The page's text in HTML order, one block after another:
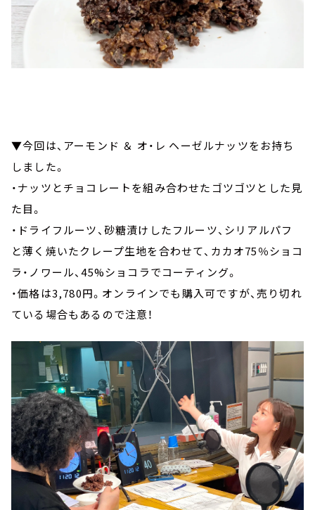
▼今回は、アーモンド ＆ オ・レ ヘーゼルナッツをお持ち
しました。
・ナッツとチョコレートを組み合わせたゴツゴツとした見
た目。
・ドライフルーツ、砂糖漬けしたフルーツ、シリアルパフ
と薄く焼いたクレープ生地を合わせて、カカオ75％ショコ
ラ・ノワール、45%ショコラでコーティング。
・価格は3,780円。オンラインでも購入可ですが、売り切れ
ている場合もあるので注意！